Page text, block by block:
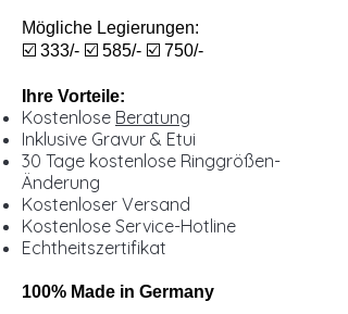
Mögliche Legierungen:
☑️ 333/- ☑️ 585/- ☑️ 750/-
Ihre Vorteile:
Kostenlose Beratung
Inklusive Gravur & Etui
30 Tage kostenlose Ringgrößen-
Änderung
Kostenloser Versand
Kostenlose Service-Hotline
Echtheitszertifikat
100% Made in Germany